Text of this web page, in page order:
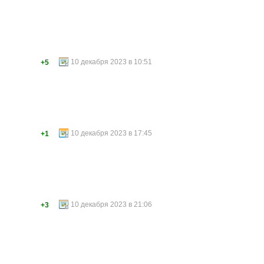
10 декабря 2023 в 10:51
+5
10 декабря 2023 в 17:45
+1
10 декабря 2023 в 21:06
+3